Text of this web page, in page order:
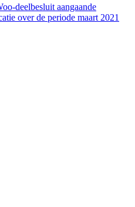
deelbesluit aangaande
over de periode maart 2021